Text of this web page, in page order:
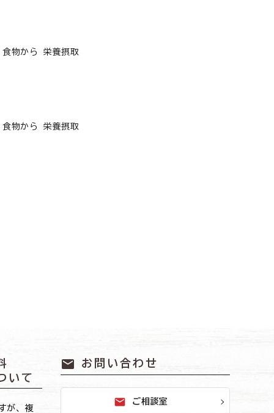
食物から 栄養摂取
食物から 栄養摂取
いて
が、複
mail お問い合わせ
mail ご相談室